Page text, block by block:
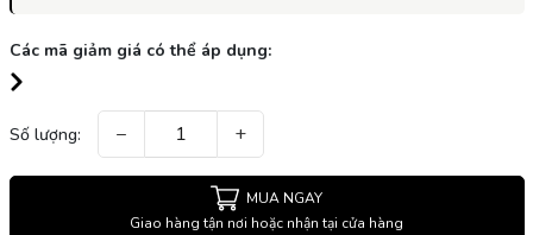
Các mã giảm giá có thể áp dụng:
Số lượng: − +
MUA NGAY
Giao hàng tận nơi hoặc nhận tại cửa hàng